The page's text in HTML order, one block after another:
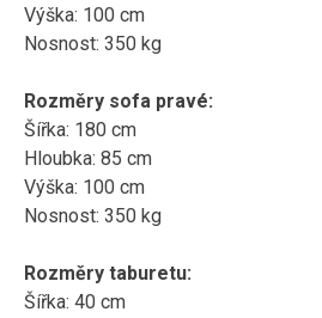
Výška: 100 cm
Nosnost: 350 kg
Rozměry sofa pravé:
Šířka: 180 cm
Hloubka: 85 cm
Výška: 100 cm
Nosnost: 350 kg
Rozměry taburetu:
Šířka: 40 cm